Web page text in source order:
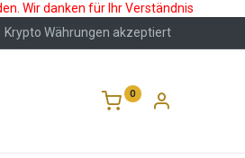
Wir danken für Ihr Verständnis
Krypto Währungen akzeptiert
0